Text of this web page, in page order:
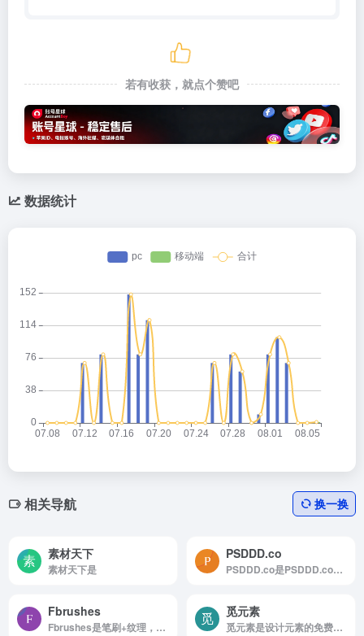
若有收获，就点个赞吧
数据统计
相关导航 换一换
素材天下
素材天下是
PSDDD.co
PSDDD.co是PSDDD.co是专业UI设计师的免费Photoshop PSD和Sketch App资源的广泛集合。
Fbrushes
Fbrushes是笔刷+纹理，高质量的免费PS笔刷、图案及纹理
觅元素
觅元素是设计元素的免费下载png免抠素材高清背景素材